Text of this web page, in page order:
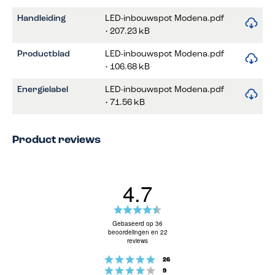
Handleiding
LED-inbouwspot Modena.pdf
• 207.23 kB
Productblad
LED-inbouwspot Modena.pdf
• 106.68 kB
Energielabel
LED-inbouwspot Modena.pdf
• 71.56 kB
Product reviews
Beoordeling: 5 uit 5 sterren
26
Beoordeling: 4 uit 5 sterren
9
4.7
4.7
uit
sterren
Gebaseerd op 36
beoordelingen en 22
reviews